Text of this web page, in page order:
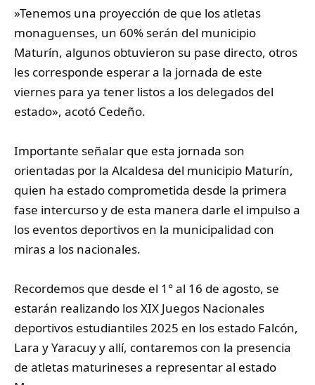
‎»Tenemos una proyección de que los atletas
monaguenses, un 60% serán del municipio
Maturín, algunos obtuvieron su pase directo, otros
les corresponde esperar a la jornada de este
viernes para ya tener listos a los delegados del
estado», acotó Cedeño.
‎Importante señalar que esta jornada son
orientadas por la Alcaldesa del municipio Maturín,
quien ha estado comprometida desde la primera
fase intercurso y de esta manera darle el impulso a
los eventos deportivos en la municipalidad con
miras a los nacionales.
‎Recordemos que desde el 1° al 16 de agosto, se
estarán realizando los XIX Juegos Nacionales
deportivos estudiantiles 2025 en los estado Falcón,
Lara y Yaracuy y allí, contaremos con la presencia
de atletas maturineses a representar al estado